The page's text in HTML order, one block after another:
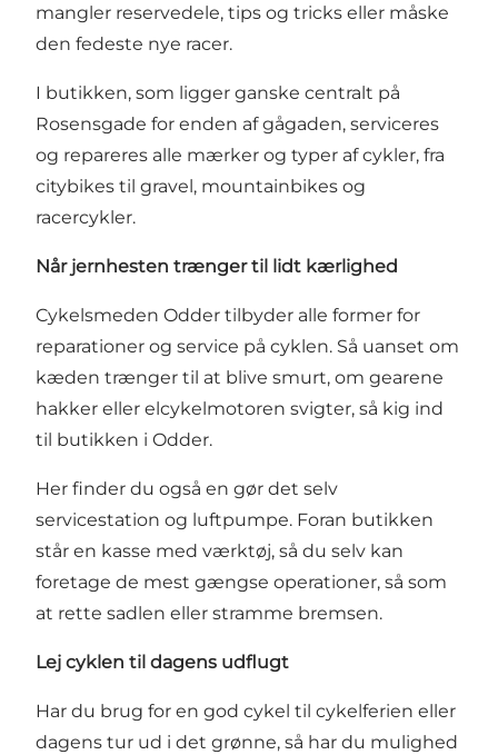
mangler reservedele, tips og tricks eller måske
den fedeste nye racer.
I butikken, som ligger ganske centralt på
Rosensgade for enden af gågaden, serviceres
og repareres alle mærker og typer af cykler, fra
citybikes til gravel, mountainbikes og
racercykler.
Når jernhesten trænger til lidt kærlighed
Cykelsmeden Odder tilbyder alle former for
reparationer og service på cyklen. Så uanset om
kæden trænger til at blive smurt, om gearene
hakker eller elcykelmotoren svigter, så kig ind
til butikken i Odder.
Her finder du også en gør det selv
servicestation og luftpumpe. Foran butikken
står en kasse med værktøj, så du selv kan
foretage de mest gængse operationer, så som
at rette sadlen eller stramme bremsen.
Lej cyklen til dagens udflugt
Har du brug for en god cykel til cykelferien eller
dagens tur ud i det grønne, så har du mulighed